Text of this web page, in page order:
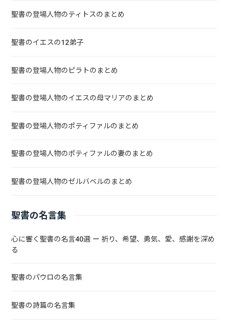
聖書の登場人物のティトスのまとめ
聖書のイエスの12弟子
聖書の登場人物のピラトのまとめ
聖書の登場人物のイエスの母マリアのまとめ
聖書の登場人物のポティファルのまとめ
聖書の登場人物のポティファルの妻のまとめ
聖書の登場人物のゼルバベルのまとめ
聖書の名言集
心に響く聖書の名言40選 — 祈り、希望、勇気、愛、感謝を深め
る
聖書のパウロの名言集
聖書の詩篇の名言集